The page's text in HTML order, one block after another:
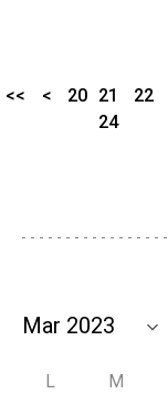
<< < 20 21 22
24
L M